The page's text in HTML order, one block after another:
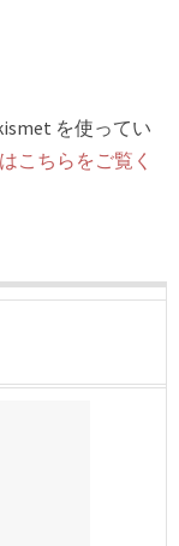
を使ってい
こちらをご覧く